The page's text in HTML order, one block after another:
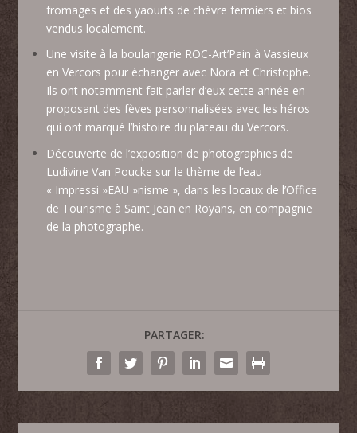
fromages et des yaourts de chèvre fermiers et bios
vendus localement.
Une visite à la boulangerie ROC-Art’Pain à Vassieux
en Vercors pour échanger avec Nora et Christophe.
Ils ont notamment fait parler d’eux cette année en
proposant des fèves personnalisées avec les héros
qui ont marqué l’histoire du plateau du Vercors.
Découverte de l’exposition de photographies de
Ludivine Van Poucke sur le thème de l’eau
« Impressi »EAU »nisme », dans les locaux de l’Office
de Tourisme à Saint Jean en Royans, en compagnie
de la photographe.
PARTAGER: